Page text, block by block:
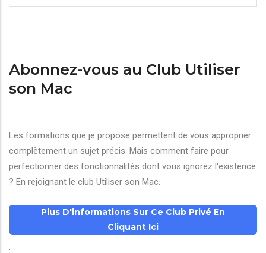
Abonnez-vous au Club Utiliser
son Mac
Les formations que je propose permettent de vous approprier
complètement un sujet précis. Mais comment faire pour
perfectionner des fonctionnalités dont vous ignorez l'existence
? En rejoignant le club Utiliser son Mac.
Plus D'informations Sur Ce Club Privé En
Cliquant Ici
.